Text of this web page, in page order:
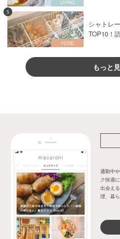
5
シャトレ
TOP10！
もっと
通勤中
ク快適
出会え
理、暮